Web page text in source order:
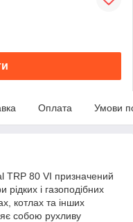
Оплата Умови
TRР 80 VI призначений
і газоподібних
котлах та інших
собою рухливу